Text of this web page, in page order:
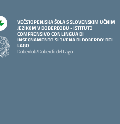
VEČSTOPENJSKA ŠOLA S SLOVENSKIM UČNIM
JEZIKOM V DOBERDOBU - ISTITUTO
COMPRENSIVO CON LINGUA DI
INSEGNAMENTO SLOVENA DI DOBERDO' DEL
LAGO
Doberdob/Doberdò del Lago